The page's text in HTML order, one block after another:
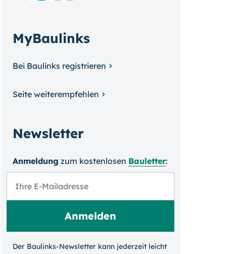
MyBaulinks
Bei Baulinks registrieren
Seite weiterempfehlen
Newsletter
Anmeldung zum kosten­losen Bauletter:
Der Baulinks-Newsletter kann jeder­zeit leicht